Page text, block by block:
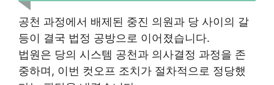
공천 과정에서 배제된 중진 의원과 당 사이의 갈
등이 결국 법정 공방으로 이어졌습니다.
법원은 당의 시스템 공천과 의사결정 과정을 존
중하며, 이번 컷오프 조치가 절차적으로 정당했